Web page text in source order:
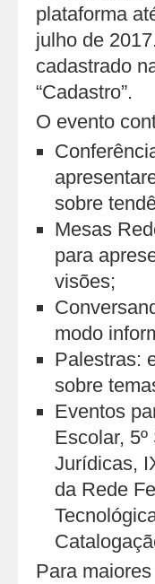
plataforma
julho de
cadastrado
“Cadastro”.
O evento
sobre
Mesas
para
visões;
modo
Palestras:
sobre
Eventos
Escolar,
Jurídicas,
da Rede
Para